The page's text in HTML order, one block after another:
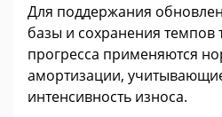
Для поддержания
базы и сохранения темпов
прогресса применяются
амортизации,
интенсивность износа.